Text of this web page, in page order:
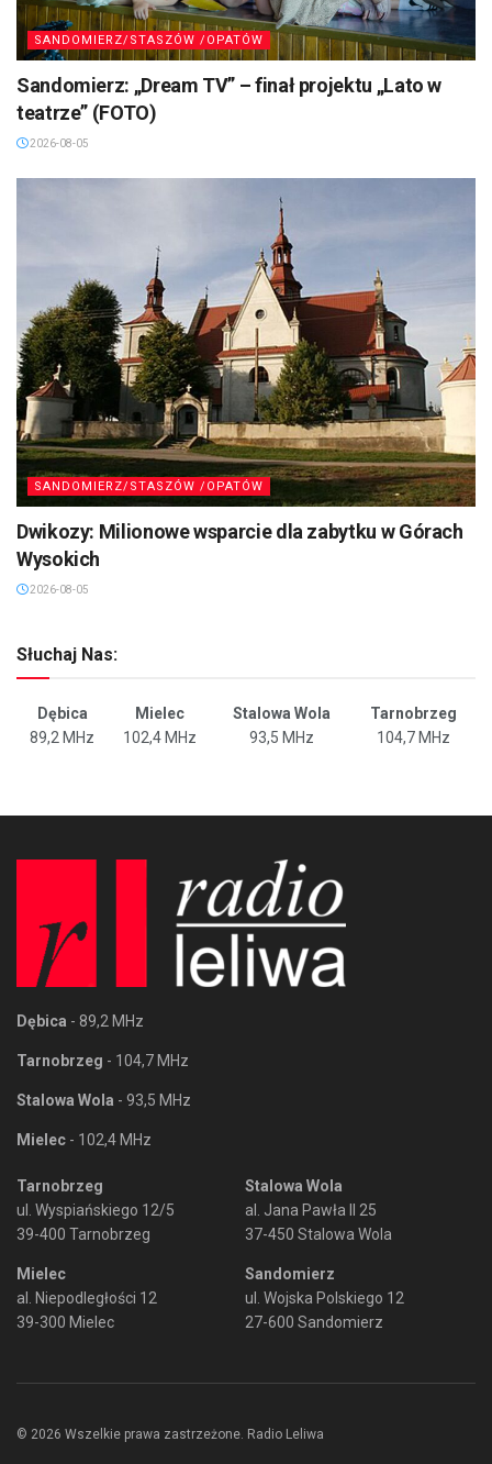
SANDOMIERZ/STASZÓW /OPATÓW
Sandomierz: „Dream TV” – finał projektu „Lato w
teatrze” (FOTO)
2026-08-05
SANDOMIERZ/STASZÓW /OPATÓW
Dwikozy: Milionowe wsparcie dla zabytku w Górach
Wysokich
2026-08-05
Słuchaj Nas:
Dębica Mielec Stalowa Wola
Tarnobrzeg
89,2 MHz
102,4 MHz 93,5 MHz 104,7 MHz
Dębica - 89,2 MHz
Tarnobrzeg - 104,7 MHz
Stalowa Wola - 93,5 MHz
Mielec - 102,4 MHz
Tarnobrzeg
ul. Wyspiańskiego 12/5
39-400 Tarnobrzeg
Mielec
al. Niepodległości 12
39-300 Mielec
Stalowa Wola
al. Jana Pawła II 25
37-450 Stalowa Wola
Sandomierz
ul. Wojska Polskiego 12
27-600 Sandomierz
© 2026 Wszelkie prawa zastrzeżone. Radio Leliwa